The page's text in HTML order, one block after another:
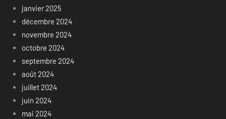
janvier 2025
décembre 2024
novembre 2024
octobre 2024
septembre 2024
août 2024
juillet 2024
juin 2024
mai 2024